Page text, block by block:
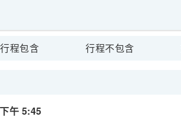
行程包含 行程不包含
午 5:45